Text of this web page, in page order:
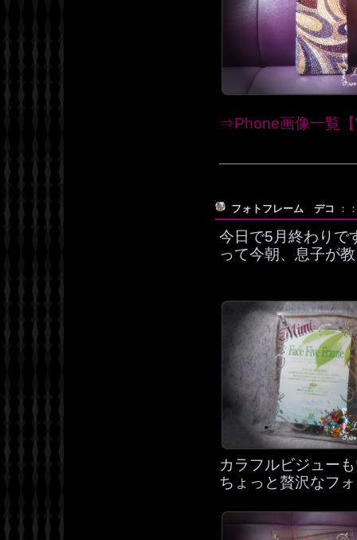
⇒Phone画像一覧
フォトフレーム デコ ：
今日で5月終わりで
って今朝、息子が
カラフルビジュー
ちょっと贅沢なフ